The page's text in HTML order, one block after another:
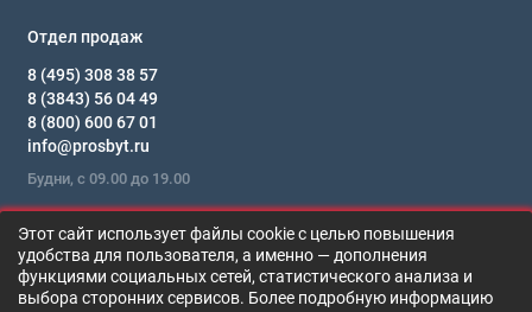
LUBRIGARD FLEETMAX PRO 15W-40
В корзину
Отдел продаж
8 (495) 308 38 57
8 (3843) 56 04 49
8 (800) 600 67 01
info@prosbyt.ru
Будни, с 09.00 до 19.00
Этот сайт использует файлы cookie с целью повышения
удобства для пользователя, а именно — дополнения
функциями социальных сетей, статистического анализа и
выбора сторонних сервисов. Более подробную информацию